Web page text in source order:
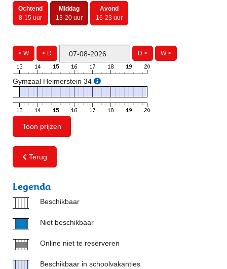
Ochtend
8-15 uur
Middag
13-20 uur
Avond
16-23 uur
< W < D D > W >
Gymzaal Heimerstein 34
Toon prijzen
Terug
Legenda
Beschikbaar
Niet beschikbaar
Online niet te reserveren
Beschikbaar in schoolvakanties